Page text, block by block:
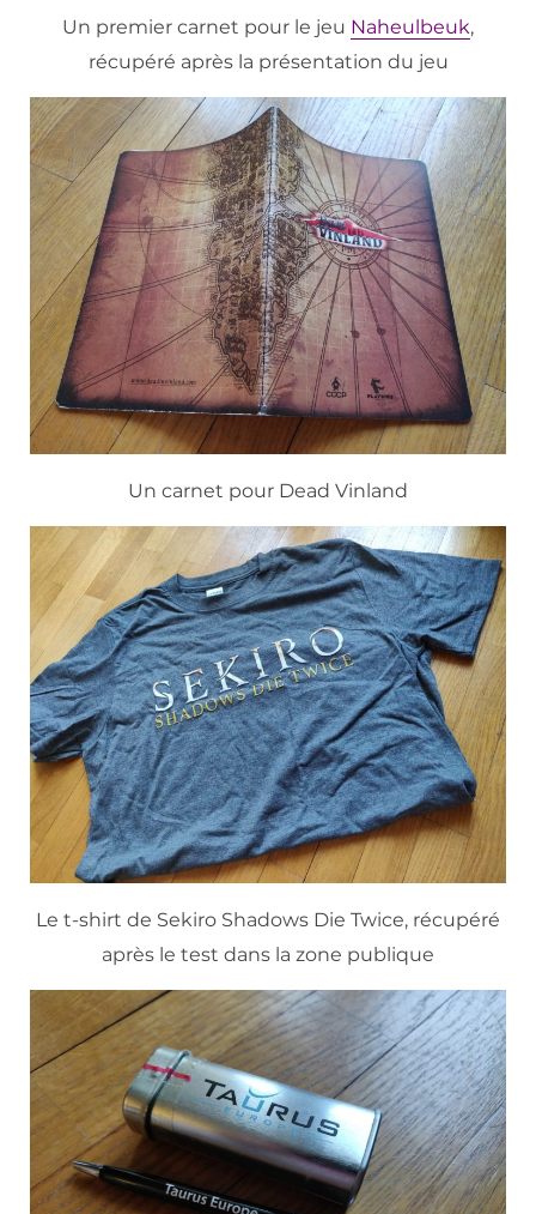
Un premier carnet pour le jeu Naheulbeuk,
récupéré après la présentation du jeu
Un carnet pour Dead Vinland
Le t-shirt de Sekiro Shadows Die Twice, récupéré
après le test dans la zone publique